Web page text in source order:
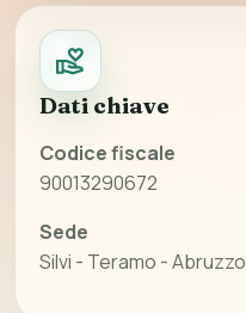
Dati chiave
Codice fiscale
90013290672
Sede
Silvi - Teramo - Abruzzo